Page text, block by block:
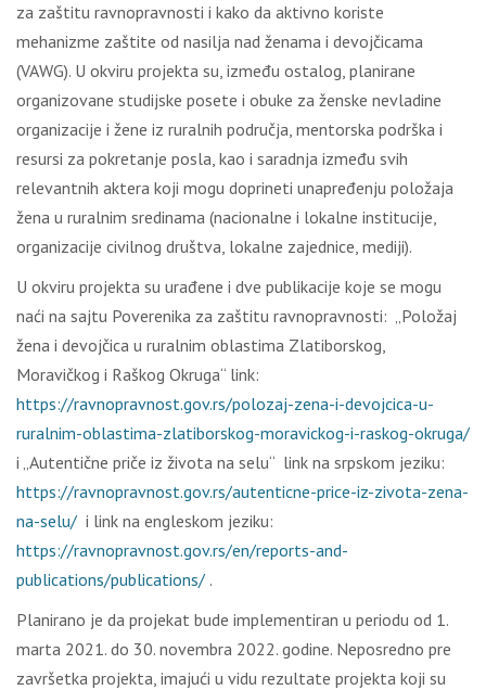
za zaštitu ravnopravnosti i kako da aktivno koriste
mehanizme zaštite od nasilja nad ženama i devojčicama
(VAWG). U okviru projekta su, između ostalog, planirane
organizovane studijske posete i obuke za ženske nevladine
organizacije i žene iz ruralnih područja, mentorska podrška i
resursi za pokretanje posla, kao i saradnja između svih
relevantnih aktera koji mogu doprineti unapređenju položaja
žena u ruralnim sredinama (nacionalne i lokalne institucije,
organizacije civilnog društva, lokalne zajednice, mediji).
U okviru projekta su urađene i dve publikacije koje se mogu
naći na sajtu Poverenika za zaštitu ravnopravnosti: „Položaj
žena i devojčica u ruralnim oblastima Zlatiborskog,
Moravičkog i Raškog Okruga“ link:
https://ravnopravnost.gov.rs/polozaj-zena-i-devojcica-u-
ruralnim-oblastima-zlatiborskog-moravickog-i-raskog-okruga/
i „Autentične priče iz života na selu“ link na srpskom jeziku:
https://ravnopravnost.gov.rs/autenticne-price-iz-zivota-zena-
na-selu/ i link na engleskom jeziku:
https://ravnopravnost.gov.rs/en/reports-and-
publications/publications/ .
Planirano je da projekat bude implementiran u periodu od 1.
marta 2021. do 30. novembra 2022. godine. Neposredno pre
završetka projekta, imajući u vidu rezultate projekta koji su